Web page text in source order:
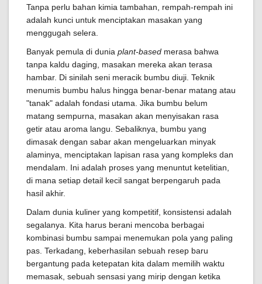
Tanpa perlu bahan kimia tambahan, rempah-rempah ini
adalah kunci untuk menciptakan masakan yang
menggugah selera.
Banyak pemula di dunia plant-based merasa bahwa
tanpa kaldu daging, masakan mereka akan terasa
hambar. Di sinilah seni meracik bumbu diuji. Teknik
menumis bumbu halus hingga benar-benar matang atau
"tanak" adalah fondasi utama. Jika bumbu belum
matang sempurna, masakan akan menyisakan rasa
getir atau aroma langu. Sebaliknya, bumbu yang
dimasak dengan sabar akan mengeluarkan minyak
alaminya, menciptakan lapisan rasa yang kompleks dan
mendalam. Ini adalah proses yang menuntut ketelitian,
di mana setiap detail kecil sangat berpengaruh pada
hasil akhir.
Dalam dunia kuliner yang kompetitif, konsistensi adalah
segalanya. Kita harus berani mencoba berbagai
kombinasi bumbu sampai menemukan pola yang paling
pas. Terkadang, keberhasilan sebuah resep baru
bergantung pada ketepatan kita dalam memilih waktu
memasak, sebuah sensasi yang mirip dengan ketika